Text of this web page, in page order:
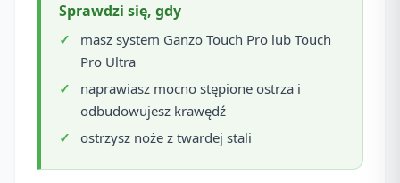
Sprawdzi się, gdy
masz system Ganzo Touch Pro lub Touch
Pro Ultra
naprawiasz mocno stępione ostrza i
odbudowujesz krawędź
ostrzysz noże z twardej stali